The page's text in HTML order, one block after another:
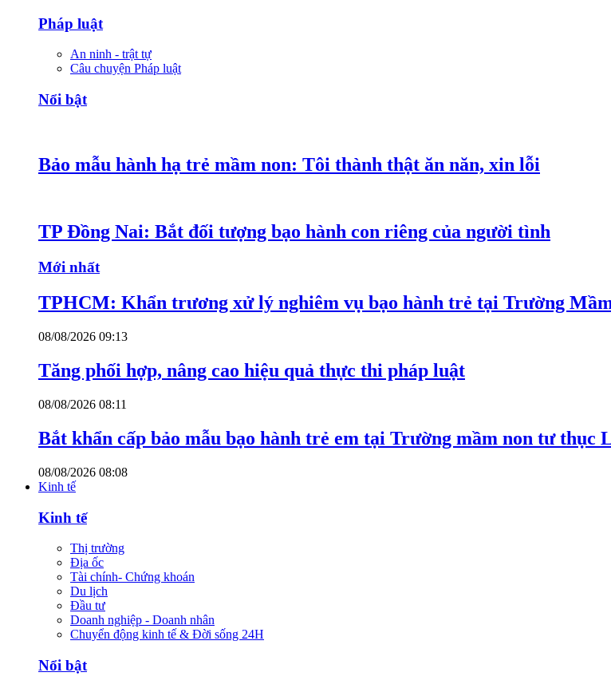
Pháp luật
An ninh - trật tự
Câu chuyện Pháp luật
Nổi bật
Bảo mẫu hành hạ trẻ mầm non: Tôi thành thật ăn năn, xin lỗi
TP Đồng Nai: Bắt đối tượng bạo hành con riêng của người tình
Mới nhất
TPHCM: Khẩn trương xử lý nghiêm vụ bạo hành trẻ tại Trường
08/08/2026 09:13
Tăng phối hợp, nâng cao hiệu quả thực thi pháp luật
08/08/2026 08:11
Bắt khẩn cấp bảo mẫu bạo hành trẻ em tại Trường mầm non tư thục
08/08/2026 08:08
Kinh tế
Kinh tế
Thị trường
Địa ốc
Tài chính- Chứng khoán
Du lịch
Đầu tư
Doanh nghiệp - Doanh nhân
Chuyển động kinh tế & Đời sống 24H
Nổi bật